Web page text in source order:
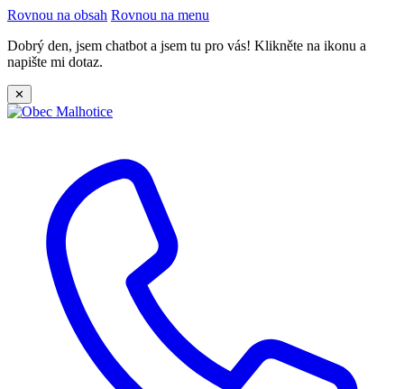
Rovnou na obsah Rovnou na menu
Dobrý den, jsem chatbot a jsem tu pro vás! Klikněte na ikonu a
napište mi dotaz.
✕